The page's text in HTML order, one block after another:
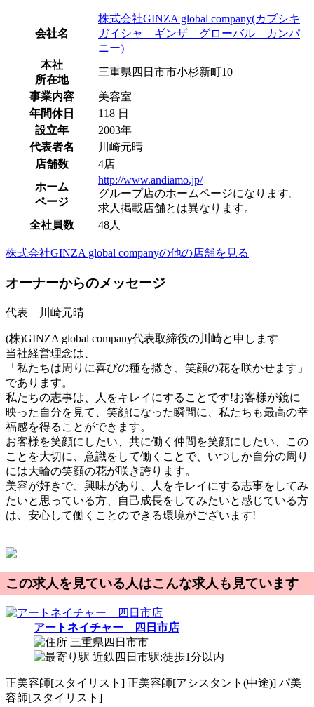
会社名
株式会社GINZA global company(カブシキ
ガイシャ ギンザ グローバル カンパ
ニー)
本社
所在地
三重県四日市市小杉新町10
事業内容
美容室
年間休日
118 日
設立年
2003年
代表者名
川崎元晴
店舗数
4店
ホーム
ページ
http://www.andiamo.jp/
グループ店のホームページになります。
求人掲載店舗とは異なります。
全社員数
48人
株式会社GINZA global companyの他の店舗を見る
オーナーからのメッセージ
代表 川崎元晴
(株)GINZA global company代表取締役の川崎と申します
当社経営理念は、
「私たちは周りに喜びの種を撒き、笑顔の花を咲かせます」
であります。
私たちの志事は、人をキレイにすることです!お客様が鏡に
映った自分を見て、笑顔になった瞬間に、私たちも最高の幸
福感を得ることができます。
お客様を笑顔にしたい、共に働く仲間を笑顔にしたい、この
ことを大切に、意識をして働くことで、いつしか自分の周り
には大輪の笑顔の花が咲き誇ります。
美容が好きで、興味があり、人をキレイにする志事をしてみ
たいと思っている方、自己成長をしてみたいと感じている方
は、安心して働くことのできる環境がございます!
この求人を見ている人はこんな求人も見ています
アートネイチャー 四日市店
三重県四日市市
近鉄四日市駅:徒歩1分以内
正美容師[スタイリスト] 正美容師[アシスタント(中途)] パ美
容師[スタイリスト]